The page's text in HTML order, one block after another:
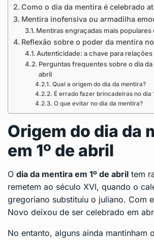
Como o dia da mentira é celebrado
Mentira inofensiva ou armadilha
Mentiras engraçadas mais populares
Reflexão sobre o poder da mentira
Autenticidade: a chave para relações
Perguntas frequentes sobre o dia da
abril
Qual a origem do dia da mentira?
É errado fazer brincadeiras no dia
O que evitar no dia da mentira?
Origem do dia da
em 1º de abril
O dia da mentira em 1º de abril tem
remetem ao século XVI, quando o
gregoriano substituiu o juliano. Com
Novo deixou de ser celebrado em
No entanto, alguns ainda mantinham